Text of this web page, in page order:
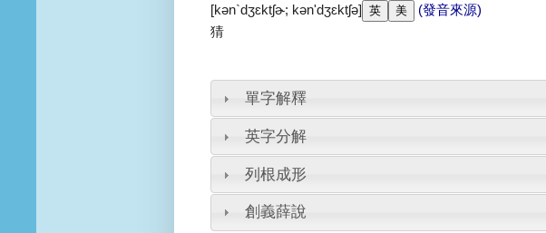
[kən`dʒɛktʃɚ; kən'dʒɛktʃə]
(發音來源)
猜
單字解釋
英字分解
列根成形
創義薛說